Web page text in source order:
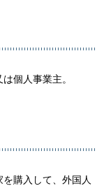
個人事業主。
購入して、外国人